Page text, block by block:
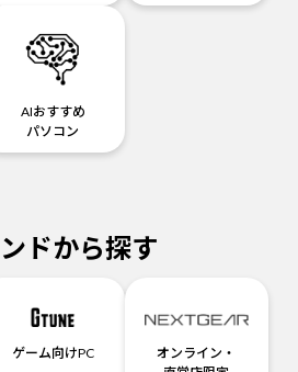
AIおすすめ
パソコン
ドから探す
ゲーム向けPC
オンライン・